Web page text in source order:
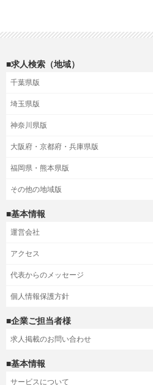
■求人検索（地域）
千葉県版
埼玉県版
神奈川県版
大阪府・京都府・兵庫県版
福岡県・熊本県版
その他の地域版
■基本情報
運営会社
アクセス
代表からのメッセージ
個人情報保護方針
■企業ご担当者様
求人掲載のお問い合わせ
■基本情報
サービスについて